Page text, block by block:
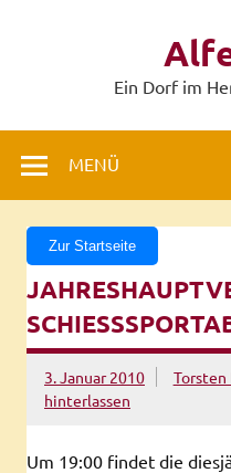
Ein Dorf im
MENÜ
Zur Startseite
3. Januar 2010 Torsten
hinterlassen
Um 19:00 findet die